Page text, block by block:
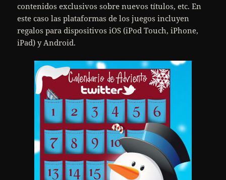
contenidos exclusivos sobre nuevos títulos, etc. En
este caso las plataformas de los juegos incluyen
regalos para dispositivos iOS (iPod Touch, iPhone,
iPad) y Android.